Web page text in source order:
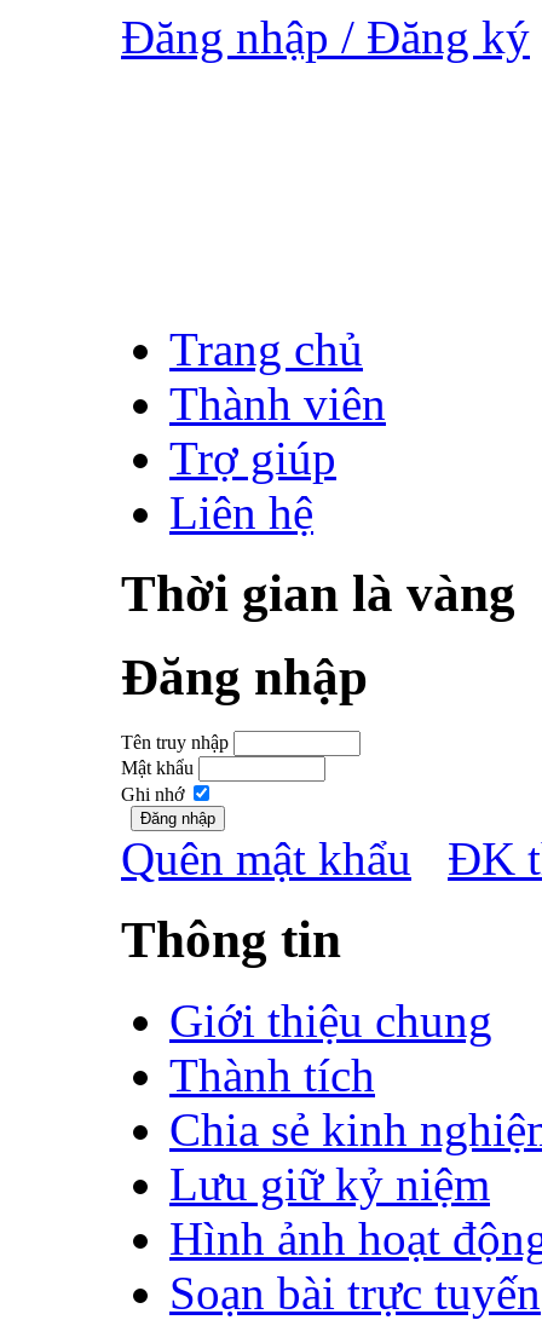
Đăng nhập / Đăng ký
Trang chủ
Thành viên
Trợ giúp
Liên hệ
Thời gian là vàng
Đăng nhập
Tên truy nhập
Mật khẩu
Ghi nhớ
Quên mật khẩu ĐK
Thông tin
Giới thiệu chung
Thành tích
Chia sẻ kinh
Lưu giữ kỷ niệm
Hình ảnh hoạt
Soạn bài trực tuyến